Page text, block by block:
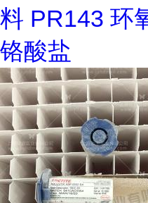
料 PR143 环
铬酸盐